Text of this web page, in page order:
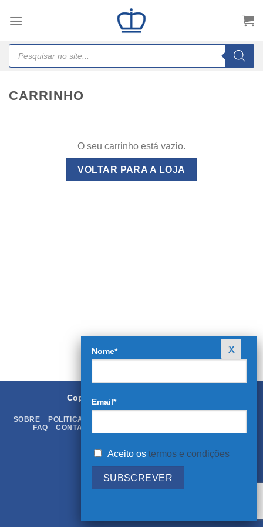
Products
search
CARRINHO
O seu carrinho está vazio.
VOLTAR PARA A LOJA
Copyright 2026 ©
SOBRE POLITICA DE PRIVACIDADE
FAQ
CONTATOS
Nome*
Email*
Aceito os termos e condições